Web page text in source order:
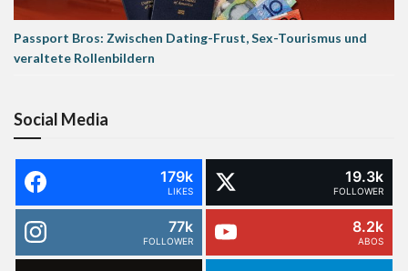
Passport Bros: Zwischen Dating-Frust, Sex-Tourismus und
veraltete Rollenbildern
Social Media
179k
LIKES
19.3k
FOLLOWER
77k
FOLLOWER
8.2k
ABOS